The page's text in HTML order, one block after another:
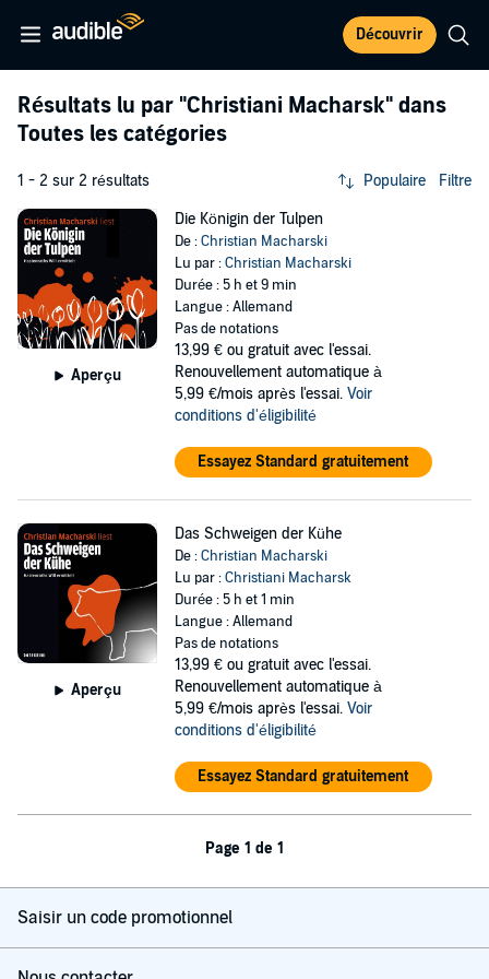
Découvrir
Résultats lu par "Christiani Macharsk" dans
Toutes les catégories
1 - 2 sur 2 résultats Populaire Filtre
Aperçu
Die Königin der Tulpen
De :Christian Macharski
Lu par :Christian Macharski
Durée : 5 h et 9 min
Langue : Allemand
Pas de notations
13,99 € ou gratuit avec l'essai.
Renouvellement automatique à
5,99 €/mois après l'essai. Voir
conditions d'éligibilité
Essayez Standard gratuitement
Aperçu
Das Schweigen der Kühe
De :Christian Macharski
Lu par :Christiani Macharsk
Durée : 5 h et 1 min
Langue : Allemand
Pas de notations
13,99 € ou gratuit avec l'essai.
Renouvellement automatique à
5,99 €/mois après l'essai. Voir
conditions d'éligibilité
Essayez Standard gratuitement
Page 1 de 1
Saisir un code promotionnel